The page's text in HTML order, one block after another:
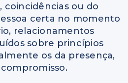
coincidências ou do
certa no momento
relacionamentos
sobre princípios
os da presença,